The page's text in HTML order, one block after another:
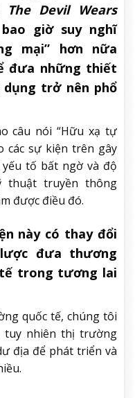
The Devil Wears
giờ suy nghĩ
mại” hơn nữa
đưa những thiết
trở nên phổ
câu nói “Hữu xạ tự
các sự kiện trên gây
tố bất ngờ và độ
thuật truyền thông
được điều đó.
này có thay đổi
đưa thương
trong tương lai
quốc tế, chúng tôi
tuy nhiên thị trường
địa để phát triển và